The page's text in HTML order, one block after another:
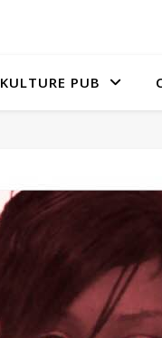
KULTURE PUB